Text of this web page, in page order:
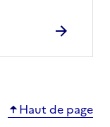
Haut de page